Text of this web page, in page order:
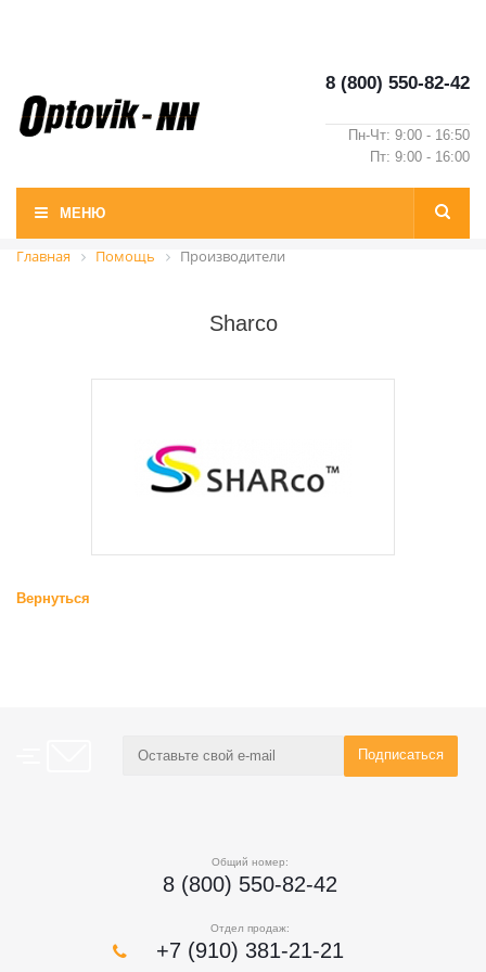
8 (800) 550-82-42
Пн-Чт: 9:00 - 16:50
Пт: 9:00 - 16:00
МЕНЮ
Главная Помощь Производители
Sharco
Вернуться
Общий номер:
8 (800) 550-82-42
Отдел продаж:
+7 (910) 381-21-21